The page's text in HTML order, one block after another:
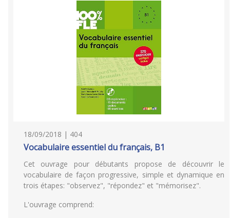
18/09/2018 | 404
Vocabulaire essentiel du français, B1
Cet ouvrage pour débutants propose de découvrir le
vocabulaire de façon progressive, simple et dynamique en
trois étapes: "observez", "répondez" et "mémorisez".
L'ouvrage comprend: